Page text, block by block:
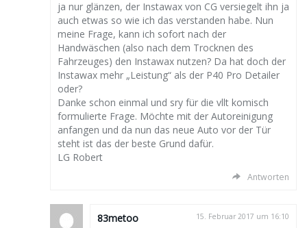
ja nur glänzen, der Instawax von CG versiegelt ihn ja
auch etwas so wie ich das verstanden habe. Nun
meine Frage, kann ich sofort nach der
Handwäschen (also nach dem Trocknen des
Fahrzeuges) den Instawax nutzen? Da hat doch der
Instawax mehr „Leistung“ als der P40 Pro Detailer
oder?
Danke schon einmal und sry für die vllt komisch
formulierte Frage. Möchte mit der Autoreinigung
anfangen und da nun das neue Auto vor der Tür
steht ist das der beste Grund dafür.
LG Robert
Antworten
83metoo 15. Februar 2017 um 16:10